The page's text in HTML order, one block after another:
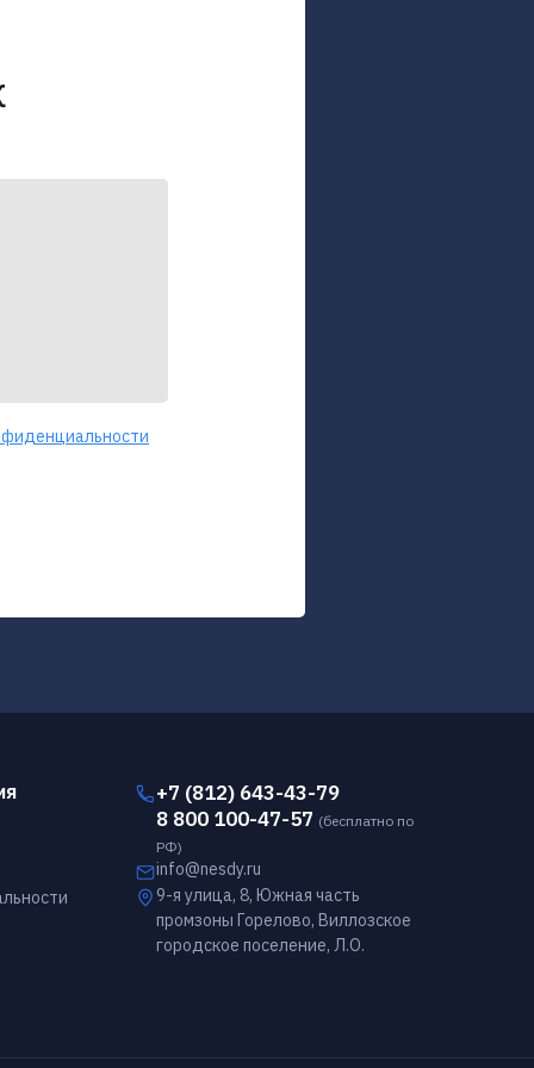
+7 (812) 643-43-79
8 800 100-47-57 (бесплатно по
РФ)
info@nesdy.ru
9-я улица, 8, Южная часть
промзоны Горелово, Виллозское
городское поселение, Л.О.